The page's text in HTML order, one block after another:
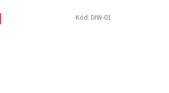
Kód: DIW-01